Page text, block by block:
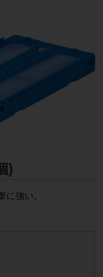
)
強い。